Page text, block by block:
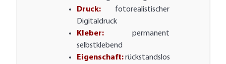
Druck:fotorealistischer
Digitaldruck
Kleber:permanent
selbstklebend
Eigenschaft:rückstandslos